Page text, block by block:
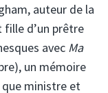
auteur de la
fille d’un prêtre
avec Ma
un mémoire
ministre et